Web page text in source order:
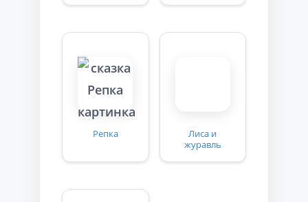
Репка
Лиса и
журавль